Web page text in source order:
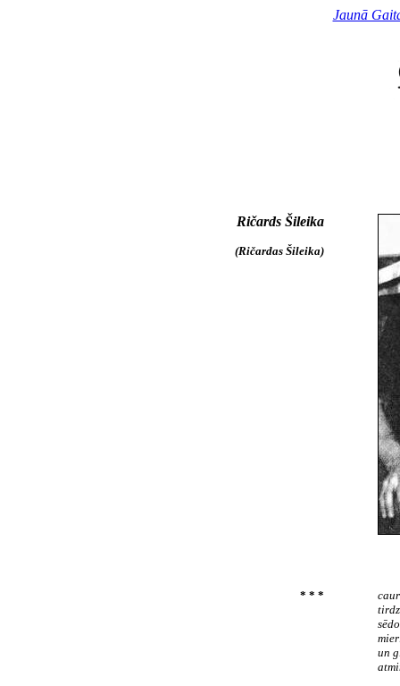
Jaunā
Ričards Šileika
(Ričardas Šileika)
* * *
un